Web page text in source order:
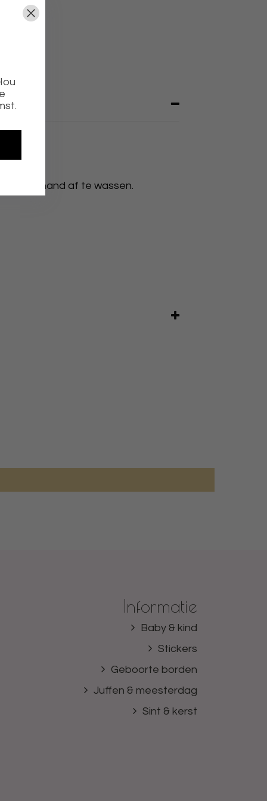
de hand af te wassen.
Informatie
Baby & kind
Stickers
Geboorte borden
Juffen & meesterdag
Sint & kerst